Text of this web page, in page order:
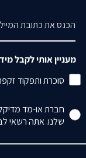
מעניין אותי לקבל
סוכרת ותפקוד
Accepts Marketing
חברת או-מד
שלנו. אתה רשאי